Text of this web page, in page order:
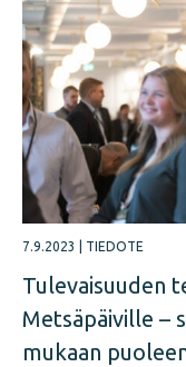
7.9.2023 TIEDOTE
Tulevaisuuden
Metsäpäiville –
mukaan